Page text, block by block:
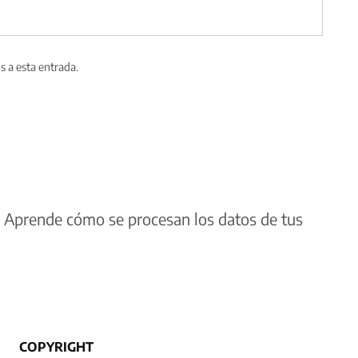
a esta entrada.
Aprende cómo se procesan los datos de tus
COPYRIGHT